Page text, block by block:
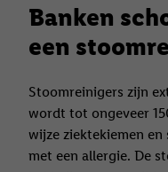
Banken
een
Stoomreinigers zijn
wordt tot ongeveer
wijze ziektekiemen
met een allergie. De